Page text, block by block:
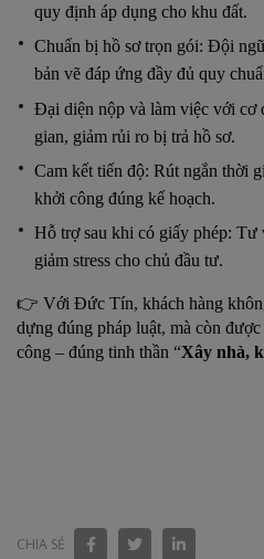
quy định áp dụng cho khu đất.
Chuẩn bị hồ sơ trọn gói: Đội
bản vẽ đáp ứng đầy đủ quy
Đại diện nộp và làm việc với cơ
gian, giảm rủi ro bị trả hồ sơ.
Cam kết tiến độ: Rút ngắn thời
khởi công đúng kế hoạch.
Hỗ trợ sau khi có giấy phép: Tư
giảm stress cho chủ đầu tư.
👉 Với Đức Tín, khách hàng
dựng đúng pháp luật, mà còn
công – đúng tinh thần “Xây nhà,
CHIA SẺ